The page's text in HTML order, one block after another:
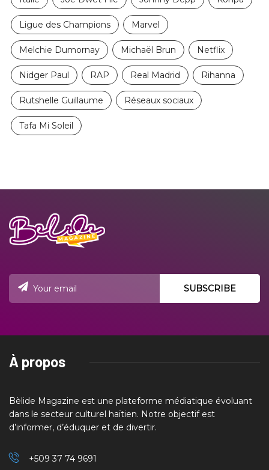
Ligue des Champions Marvel
Melchie Dumornay Michaël Brun Netflix
Nidger Paul RAP Real Madrid Rihanna
Rutshelle Guillaume Réseaux sociaux
Tafa Mi Soleil
À propos
Bèlide Magazine est une plateforme médiatique évoluant
dans le secteur culturel haïtien. Notre objectif est
d’informer, d’éduquer et de divertir.
+509 37 74 9691